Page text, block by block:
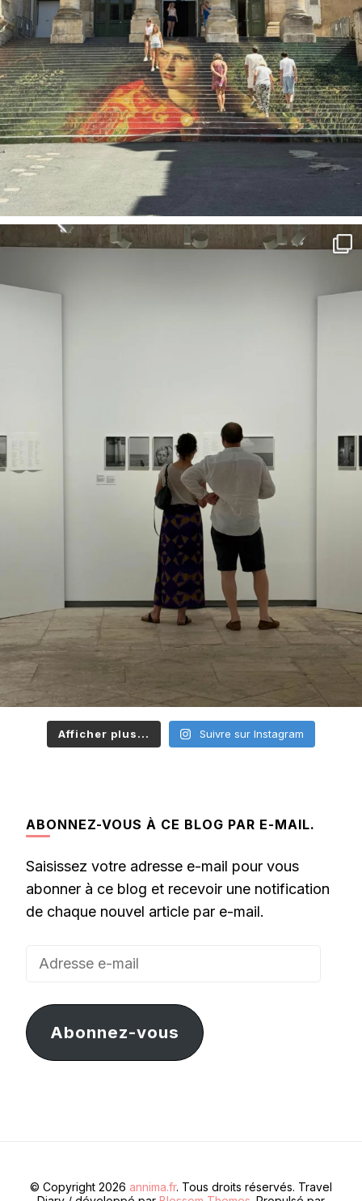
Afficher plus... Suivre sur Instagram
ABONNEZ-VOUS À CE BLOG PAR E-MAIL.
Saisissez votre adresse e-mail pour vous
abonner à ce blog et recevoir une notification
de chaque nouvel article par e-mail.
Adresse
mail
Abonnez-vous
© Copyright 2026 annima.fr. Tous droits réservés. Travel